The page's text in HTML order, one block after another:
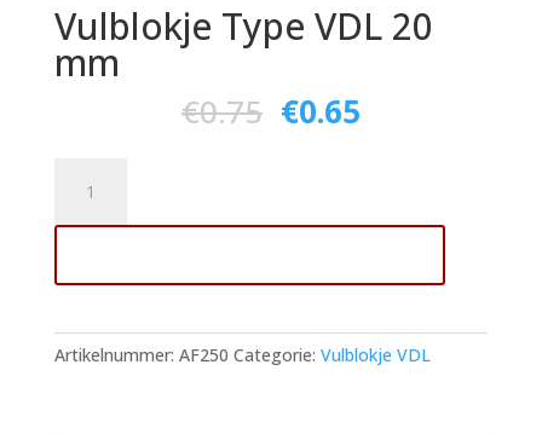
Vulblokje Type VDL 20
mm
€0.75 €0.65
Type
VDL
mm
Artikelnummer: AF250 Categorie: Vulblokje VDL